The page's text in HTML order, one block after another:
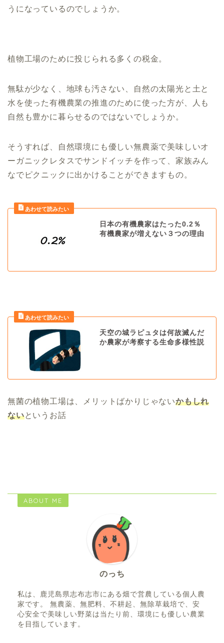
うになっているのでしょうか。
植物工場のために投じられる多くの税金。
無駄が少なく、地球も汚さない、自然の太陽光と土と
水を使った有機農業の推進のために使った方が、人も
自然も豊かに暮らせるのではないでしょうか。
そうすれば、自然環境にも優しい無農薬で美味しいオ
ーガニックレタスでサンドイッチを作って、家族みん
なでピクニックに出かけることができますもの。
日本の有機農家はたった0.2％
有機農家が増えない３つの理由
天空の城ラピュタは何故滅んだ
か農家が考察する生命多様性説
無菌の植物工場は、メリットばかりじゃないかもしれ
ないというお話
ABOUT ME
のっち
私は、鹿児島県志布志市にある畑で営農している個人農
家です。 無農薬、無肥料、不耕起、無除草栽培で、安
心安全で美味しい野菜は当たり前、環境にも優しい農業
を目指しています。